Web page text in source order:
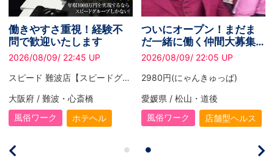
働きやすさ重視！経験不
問で歓迎いたします
2026/08/09/ 22:45 UP
スピード 難波店【スピードグループ】
大阪府 / 難波・心斎橋
風俗ワーク
ホテヘル
ついにオープン！まだま
だ一緒に働く仲間大募集
中です！
2026/08/09/ 22:05 UP
2980円(にゃんきゅっぱ)
愛媛県 / 松山・道後
風俗ワーク
店舗型ヘルス